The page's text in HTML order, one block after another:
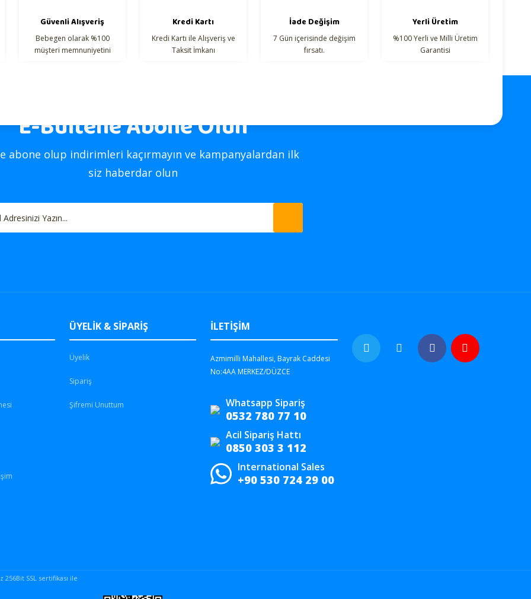
Gönder
Güvenli Alışveriş
Bebegen olarak %100
müşteri memnuniyetini
Kredi Kartı
Kredi Kartı ile Alışveriş ve
Taksit İmkanı
İade Değişim
7 Gün içerisinde değişim
fırsatı.
Yerli Üretim
%100 Yerli ve Milli Üretim
Garantisi
E-Bültene Abone Olun
abone olup indirimleri kaçırmayın ve kampanyalardan ilk
siz haberdar olun
ÜYELİK & SİPARİŞ
Üyelik
Sipariş
Şifremi Unuttum
İLETİŞİM
Azmimilli Mahallesi, Bayrak Caddesi
No:4AA MERKEZ/DÜZCE
Whatsapp Sipariş
0532 780 77 10
Acil Sipariş Hattı
0850 303 3 112
International Sales
+90 530 724 29 00
SSL sertifikası ile